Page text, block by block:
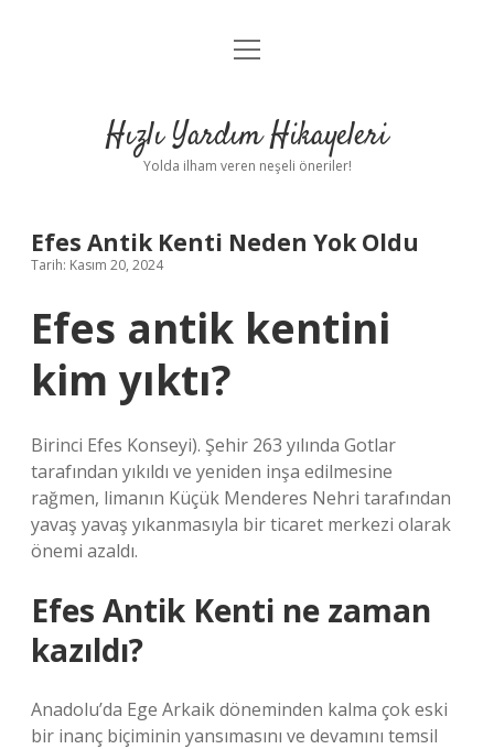
Anasayfa
Yasal Uyarı
menüyü
Hızlı Yardım Hikayeleri
Yolda ilham veren neşeli öneriler!
Efes Antik Kenti Neden Yok Oldu
Tarih: Kasım 20, 2024
Efes antik kentini
kim yıktı?
Birinci Efes Konseyi). Şehir 263 yılında Gotlar
tarafından yıkıldı ve yeniden inşa edilmesine
rağmen, limanın Küçük Menderes Nehri tarafından
yavaş yavaş yıkanmasıyla bir ticaret merkezi olarak
önemi azaldı.
Efes Antik Kenti ne zaman
kazıldı?
Anadolu’da Ege Arkaik döneminden kalma çok eski
bir inanç biçiminin yansımasını ve devamını temsil